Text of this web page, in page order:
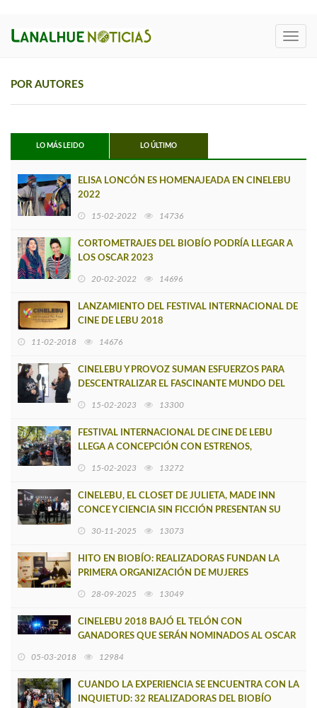
POR AUTORES
LO MÁS LEIDO LO ÚLTIMO
ELISA LONCÓN ES HOMENAJEADA EN CINELEBU
2022
15-02-2022 14736
CORTOMETRAJES DEL BIOBÍO PODRÍA LLEGAR A
LOS OSCAR 2023
20-02-2022 14696
LANZAMIENTO DEL FESTIVAL INTERNACIONAL DE
CINE DE LEBU 2018
11-02-2018 14676
CINELEBU Y PROVOZ SUMAN ESFUERZOS PARA
DESCENTRALIZAR EL FASCINANTE MUNDO DEL
15-02-2023 13300
FESTIVAL INTERNACIONAL DE CINE DE LEBU
LLEGA A CONCEPCIÓN CON ESTRENOS,
15-02-2023 13272
CINELEBU, EL CLOSET DE JULIETA, MADE INN
CONCE Y CIENCIA SIN FICCIÓN PRESENTAN SU
30-11-2025 13073
HITO EN BIOBÍO: REALIZADORAS FUNDAN LA
PRIMERA ORGANIZACIÓN DE MUJERES
28-09-2025 13049
CINELEBU 2018 BAJÓ EL TELÓN CON
GANADORES QUE SERÁN NOMINADOS AL OSCAR
05-03-2018 12984
CUANDO LA EXPERIENCIA SE ENCUENTRA CON LA
INQUIETUD: 32 REALIZADORAS DEL BIOBÍO